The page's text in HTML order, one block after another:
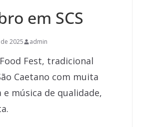
em SCS
2025 admin
Fest, tradicional
Caetano com muita
e música de qualidade,